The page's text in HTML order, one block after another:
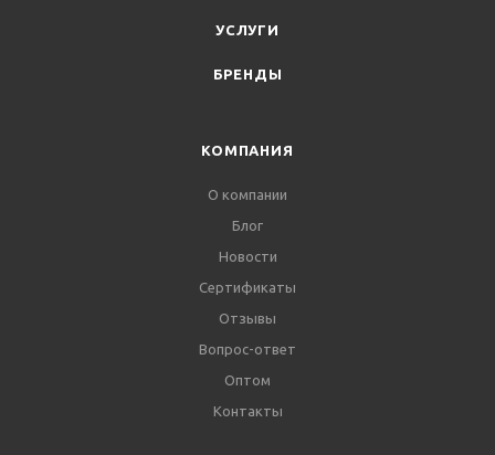
УСЛУГИ
БРЕНДЫ
КОМПАНИЯ
О компании
Блог
Новости
Сертификаты
Отзывы
Вопрос-ответ
Оптом
Контакты